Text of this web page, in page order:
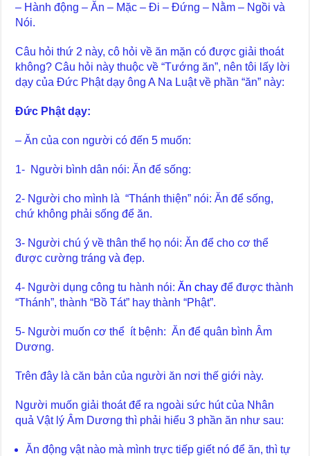
– Hành động – Ăn – Mặc – Đi – Đứng – Nằm – Ngồi và
Nói.
Câu hỏi thứ 2 này, cô hỏi về ăn mặn có được giải thoát
không? Câu hỏi này thuộc về “Tướng ăn”, nên tôi lấy lời
dạy của Đức Phật dạy ông A Na Luật về phần “ăn” này:
Đức Phật dạy:
– Ăn của con người có đến 5 muốn:
1- Người bình dân nói: Ăn để sống:
2- Người cho mình là “Thánh thiện” nói: Ăn để sống,
chứ không phải sống để ăn.
3- Người chú ý về thân thể họ nói: Ăn để cho cơ thể
được cường tráng và đẹp.
4- Người dụng công tu hành nói:Ăn chay để được thành
“Thánh”, thành “Bồ Tát” hay thành “Phật”.
5- Người muốn cơ thể ít bệnh: Ăn để quân bình Âm
Dương.
Trên đây là căn bản của người ăn nơi thế giới này.
Người muốn giải thoát để ra ngoài sức hút của Nhân
quả Vật lý Âm Dương thì phải hiểu 3 phần ăn như sau:
Ăn động vật nào mà mình trực tiếp giết nó để ăn, thì tự